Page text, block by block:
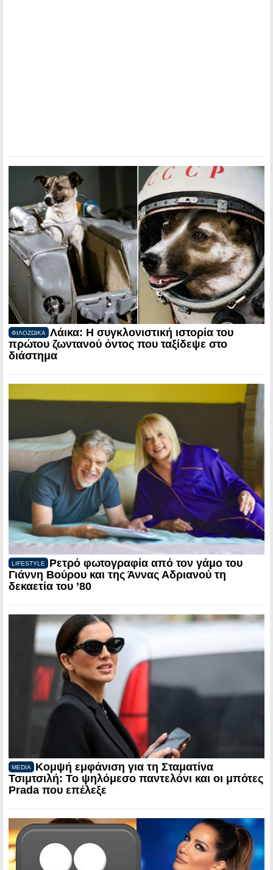
ΦΙΛΟΖΩΙΚΑ
Λάικα: Η συγκλονιστική ιστορία του
πρώτου ζωντανού όντος που ταξίδεψε στο
διάστημα
LIFESTYLE
Ρετρό φωτογραφία από τον γάμο του
Γιάννη Βούρου και της Άννας Αδριανού τη
δεκαετία του ’80
MEDIA
Κομψή εμφάνιση για τη Σταματίνα
Τσιμτσιλή: Το ψηλόμεσο παντελόνι και οι μπότες
Prada που επέλεξε